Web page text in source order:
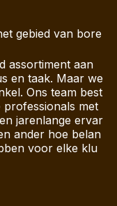
gebied van bore
assortiment aan
en taak. Maar we
Ons team best
professionals met
jarenlange ervar
ander hoe belan
voor elke klu